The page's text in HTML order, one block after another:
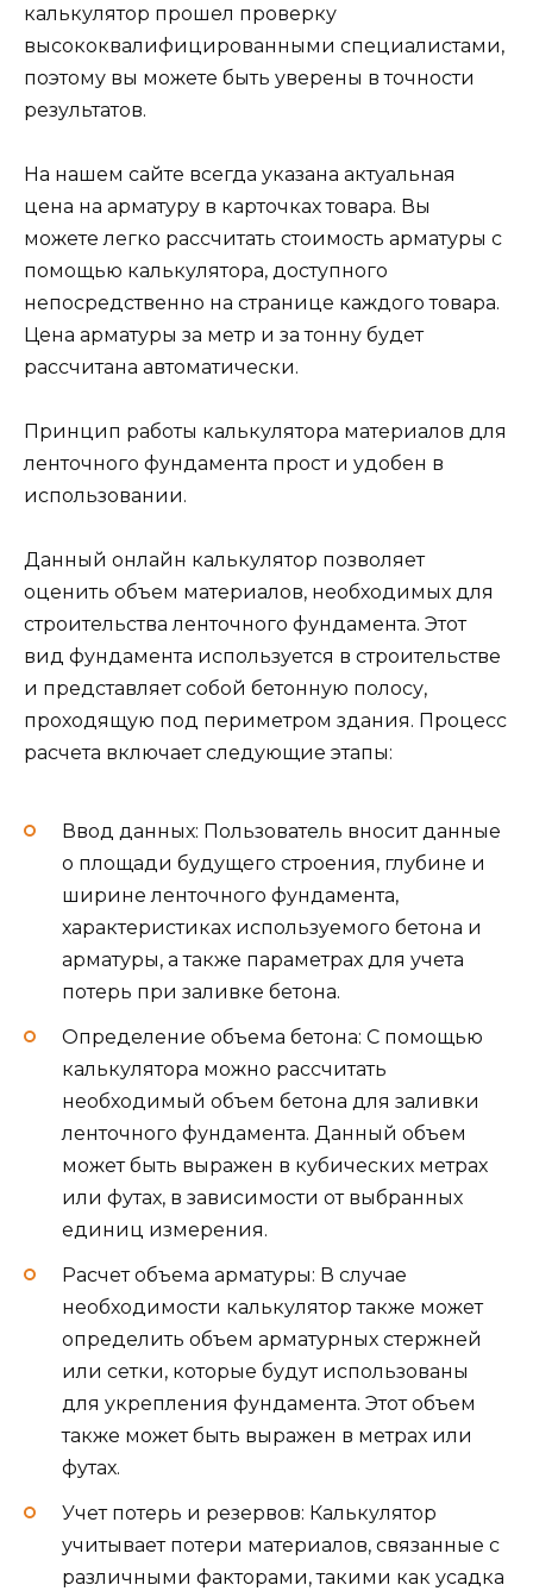
калькулятор прошел проверку
высококвалифицированными специалистами,
поэтому вы можете быть уверены в точности
результатов.
На нашем сайте всегда указана актуальная
цена на арматуру в карточках товара. Вы
можете легко рассчитать стоимость арматуры с
помощью калькулятора, доступного
непосредственно на странице каждого товара.
Цена арматуры за метр и за тонну будет
рассчитана автоматически.
Принцип работы калькулятора материалов для
ленточного фундамента прост и удобен в
использовании.
Данный онлайн калькулятор позволяет
оценить объем материалов, необходимых для
строительства ленточного фундамента. Этот
вид фундамента используется в строительстве
и представляет собой бетонную полосу,
проходящую под периметром здания. Процесс
расчета включает следующие этапы:
Ввод данных: Пользователь вносит данные
о площади будущего строения, глубине и
ширине ленточного фундамента,
характеристиках используемого бетона и
арматуры, а также параметрах для учета
потерь при заливке бетона.
Определение объема бетона: С помощью
калькулятора можно рассчитать
необходимый объем бетона для заливки
ленточного фундамента. Данный объем
может быть выражен в кубических метрах
или футах, в зависимости от выбранных
единиц измерения.
Расчет объема арматуры: В случае
необходимости калькулятор также может
определить объем арматурных стержней
или сетки, которые будут использованы
для укрепления фундамента. Этот объем
также может быть выражен в метрах или
футах.
Учет потерь и резервов: Калькулятор
учитывает потери материалов, связанные с
различными факторами, такими как усадка